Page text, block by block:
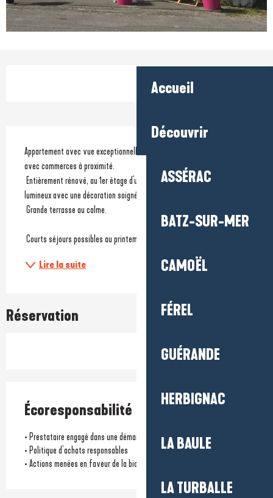
Accueil
Découvrir
ASSÉRAC
BATZ-SUR-MER
CAMOËL
FÉREL
GUÉRANDE
HERBIGNAC
LA BAULE
LA TURBALLE
Ouverture et coordonnées
Description
Appartement avec vue exceptionnelle sur le port, situé dans le bourg
avec commerces à proximité.
lumineux avec une décoration soignée.
Grande terrasse au calme.
Courts séjours possibles au printemps et à l'automne (à partir de 3...
Lire la suite
Réservation
Écoresponsabilité
• Prestataire engagé dans une démarche écoresponsable
• Politique d’achats responsables
• Actions menées en faveur de la biodiversité locale